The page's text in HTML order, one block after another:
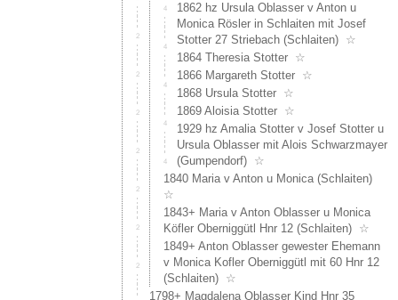
Bauer
ist
dem
auch
(1850+
Johann
1862 hz Ursula Oblasser v Anton u
Monica Rösler in Schlaiten mit Josef
Stotter 27 Striebach (Schlaiten)
☆
1864 Theresia Stotter
☆
1866 Margareth Stotter
☆
1868 Ursula Stotter
☆
1869 Aloisia Stotter
☆
1929 hz Amalia Stotter v Josef Stotter u
Ursula Oblasser mit Alois Schwarzmayer
(Gumpendorf)
☆
1840 Maria v Anton u Monica (Schlaiten)
☆
1843+ Maria v Anton Oblasser u Monica
Köfler Oberniggütl Hnr 12 (Schlaiten)
☆
1849+ Anton Oblasser gewester Ehemann
v Monica Kofler Oberniggütl mit 60 Hnr 12
(Schlaiten)
☆
1798+ Magdalena Oblasser Kind Hnr 35